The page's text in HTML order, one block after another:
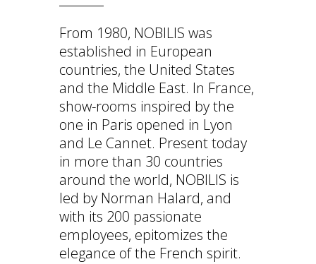
From 1980, NOBILIS was
established in European
countries, the United States
and the Middle East. In France,
show-rooms inspired by the
one in Paris opened in Lyon
and Le Cannet. Present today
in more than 30 countries
around the world, NOBILIS is
led by Norman Halard, and
with its 200 passionate
employees, epitomizes the
elegance of the French spirit.